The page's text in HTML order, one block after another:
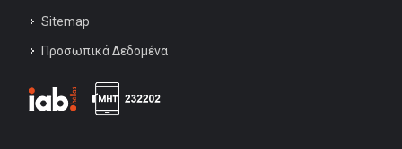
Sitemap
Προσωπικά Δεδομένα